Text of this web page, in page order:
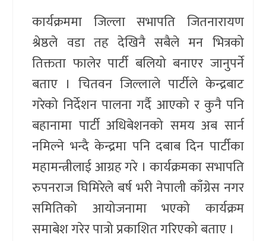
कार्यक्रममा जिल्ला सभापति जितनारायण
श्रेष्ठले वडा तह देखिनै सबैले मन भित्रको
तिक्तता फालेर पार्टी बलियो बनाएर जानुपर्ने
बताए । चितवन जिल्लाले पार्टीले केन्द्रबाट
गरेको निर्देशन पालना गर्दै आएको र कुनै पनि
बहानामा पार्टी अधिबेशनको समय अब सार्न
नमिल्ने भन्दै केन्द्रमा पनि दबाब दिन पार्टीका
महामन्त्रीलाई आग्रह गरे । कार्यक्रमका सभापति
रुपनराज घिमिरेले बर्ष भरी नेपाली काँग्रेस नगर
समितिको आयोजनामा भएको कार्यक्रम
समाबेश गरेर पात्रो प्रकाशित गरिएको बताए ।